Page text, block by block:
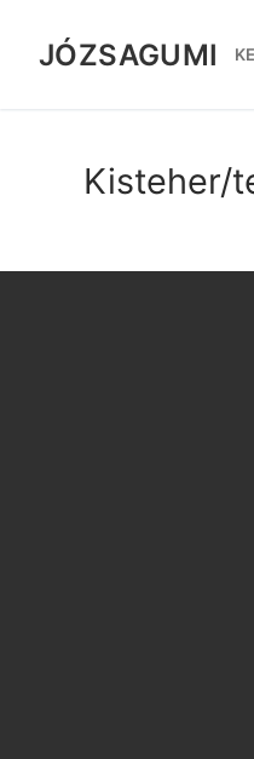
tartalomra
JÓZSAGUMI
Kisteher/